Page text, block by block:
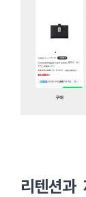
리텐션과